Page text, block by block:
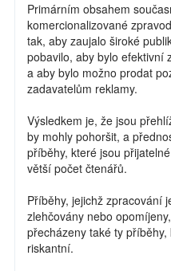
Primárním obsahem
komercionalizované
tak, aby zaujalo široké
pobavilo, aby bylo efektivní
a aby bylo možno prodat
zadavatelům reklamy.
Výsledkem je, že jsou
by mohly pohoršit, a
příběhy, které jsou
větší počet čtenářů.
Příběhy, jejichž zpracování
zlehčovány nebo
přecházeny také ty
riskantní.